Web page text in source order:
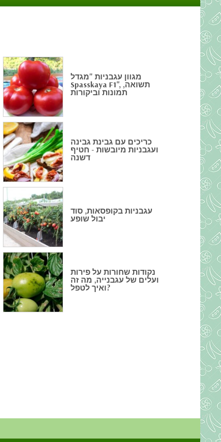
מגוון עגבניות "מגדל
Spasskaya F1", תשואה,
תמונות וביקורות
כריכים עם גבינת גבינה
ועגבניות מיובשות - חטיף
דשנה
עגבניות בקופסאות, סוד
יבול שופע
נקודות שחורות על פירות
ועלים של עגבנייה, מה זה
ואיך לטפל?